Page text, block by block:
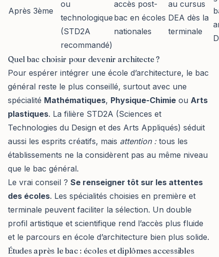
Après 3ème
ou
technologique
(STD2A
recommandé)
accès post-
bac en écoles
nationales
au cursus
DEA dès la
terminale
Quel bac choisir pour devenir architecte ?
Pour espérer intégrer une école d’architecture, le bac
général reste le plus conseillé, surtout avec une
spécialité Mathématiques, Physique-Chimie ou Arts
plastiques. La filière STD2A (Sciences et
Technologies du Design et des Arts Appliqués) séduit
aussi les esprits créatifs, mais attention :tous les
établissements ne la considèrent pas au même niveau
que le bac général.
Le vrai conseil ? Se renseigner tôt sur les attentes
des écoles. Les spécialités choisies en première et
terminale peuvent faciliter la sélection. Un double
profil artistique et scientifique rend l’accès plus fluide
et le parcours en école d’architecture bien plus solide.
Études après le bac : écoles et diplômes accessibles